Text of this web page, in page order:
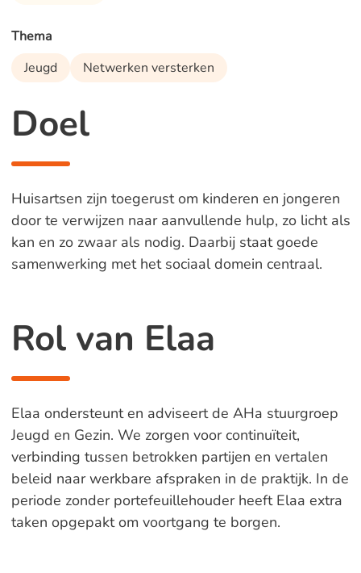
Doel
Huisartsen zijn toegerust om kinderen en jongeren
door te verwijzen naar aanvullende hulp, zo licht als
kan en zo zwaar als nodig. Daarbij staat goede
samenwerking met het sociaal domein centraal.
Rol van Elaa
Elaa ondersteunt en adviseert de AHa stuurgroep
Jeugd en Gezin. We zorgen voor continuïteit,
verbinding tussen betrokken partijen en vertalen
beleid naar werkbare afspraken in de praktijk. In de
periode zonder portefeuillehouder heeft Elaa extra
taken opgepakt om voortgang te borgen.
Thema
Jeugd
Netwerken versterken